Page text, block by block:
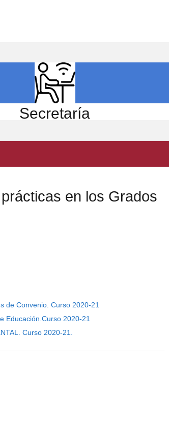
Secretaría
en los Grados
de Convenio. Curso 2020-21
Educación.Curso 2020-21
Curso 2020-21.